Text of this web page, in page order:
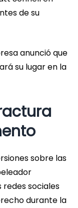
de su
anunció que
su lugar en la
sobre las
sociales
durante la